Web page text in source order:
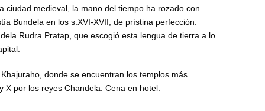
ciudad medieval, la mano del tiempo ha rozado con
Bundela en los s.XVI-XVII, de prístina perfección.
Rudra Pratap, que escogió esta lengua de tierra a lo
donde se encuentran los templos más
por los reyes Chandela. Cena en hotel.